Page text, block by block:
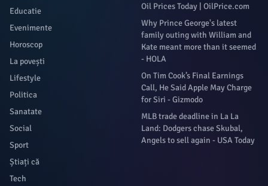
Educatie
Evenimente
Horoscop
La povești
Lifestyle
Politica
Sanatate
Social
Sport
Știați că
Tech
Oil Prices Today | OilPrice.com
Why Prince George's latest
family outing with William and
Kate meant more than it seemed
- HOLA
On Tim Cook’s Final Earnings
Call, He Said Apple May Charge
for Siri - Gizmodo
MLB trade deadline in La La
Land: Dodgers chase Skubal,
Angels to sell again - USA Today